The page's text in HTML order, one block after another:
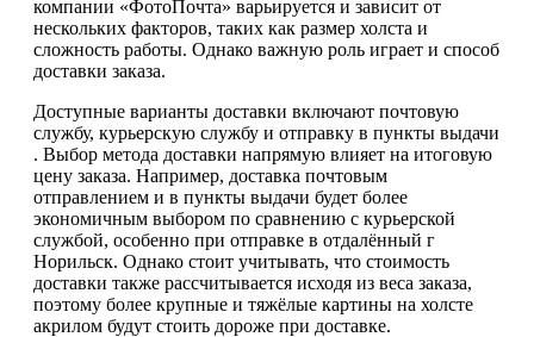
компании «ФотоПочта» варьируется и зависит от
нескольких факторов, таких как размер холста и
сложность работы. Однако важную роль играет и способ
доставки заказа.
Доступные варианты доставки включают почтовую
службу, курьерскую службу и отправку в пункты выдачи
. Выбор метода доставки напрямую влияет на итоговую
цену заказа. Например, доставка почтовым
отправлением и в пункты выдачи будет более
экономичным выбором по сравнению с курьерской
службой, особенно при отправке в отдалённый г
Норильск. Однако стоит учитывать, что стоимость
доставки также рассчитывается исходя из веса заказа,
поэтому более крупные и тяжёлые картины на холсте
акрилом будут стоить дороже при доставке.